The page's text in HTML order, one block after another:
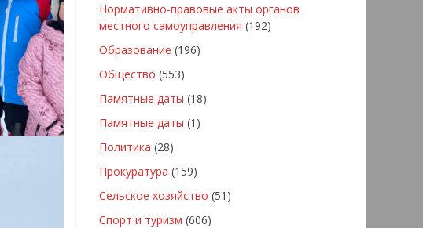
Нормативно-правовые акты органов
местного самоуправления (192)
Образование (196)
Общество (553)
Памятные даты (18)
Памятные даты (1)
Политика (28)
Прокуратура (159)
Сельское хозяйство (51)
Спорт и туризм (606)